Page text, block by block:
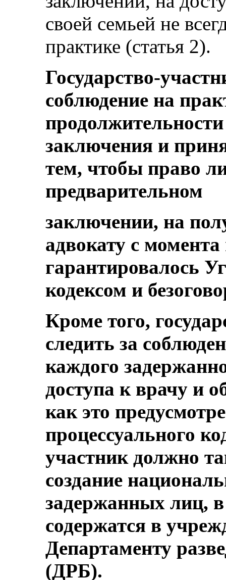
своей семьей не
практике (статья 2).
Государство-
соблюдение на
заключения и
тем, чтобы право
предварительном
заключении, на
адвокату с
гарантировалось
кодексом и
Кроме того,
следить за
каждого
доступа к врачу и
как это
процессуального
участник должно
создание
задержанных лиц,
содержатся в
Департаменту
(ДРБ).